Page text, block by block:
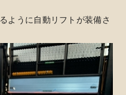
ように自動リフトが装備さ